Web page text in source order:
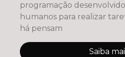
programação
humanos para realizar
há pensam
Saiba